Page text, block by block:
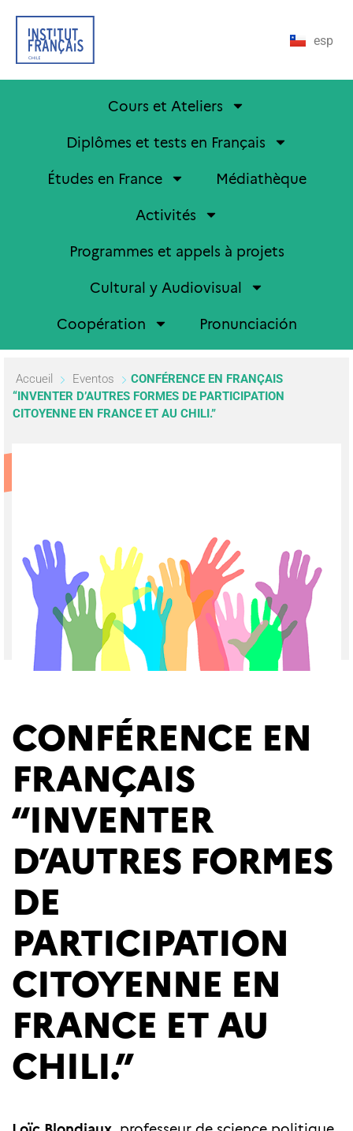
esp
Cours et Ateliers
Diplômes et tests en Français
Études en France
Médiathèque
Activités
Programmes et appels à projets
Cultural y Audiovisual
Coopération
Pronunciación
Accueil Eventos
CONFÉRENCE EN FRANÇAIS
“INVENTER D’AUTRES FORMES DE PARTICIPATION
CITOYENNE EN FRANCE ET AU CHILI.”
CONFÉRENCE EN
FRANÇAIS
“INVENTER
D’AUTRES FORMES
DE
PARTICIPATION
CITOYENNE EN
FRANCE ET AU
CHILI.”